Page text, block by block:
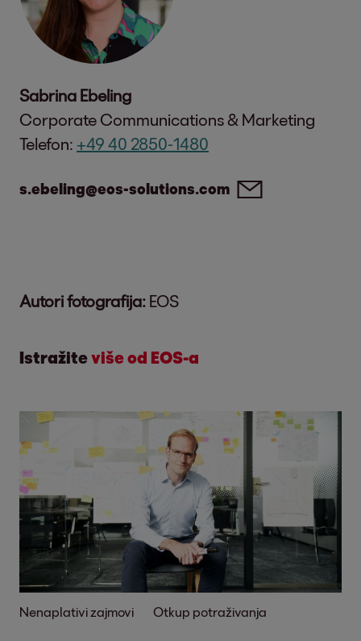
Sabrina Ebeling
Corporate Communications & Marketing
Telefon: +49 40 2850-1480
s.ebeling@eos-solutions.com
Autori fotografija: EOS
Istražiteviše od EOS-a
Nenaplativi zajmovi Otkup potraživanja